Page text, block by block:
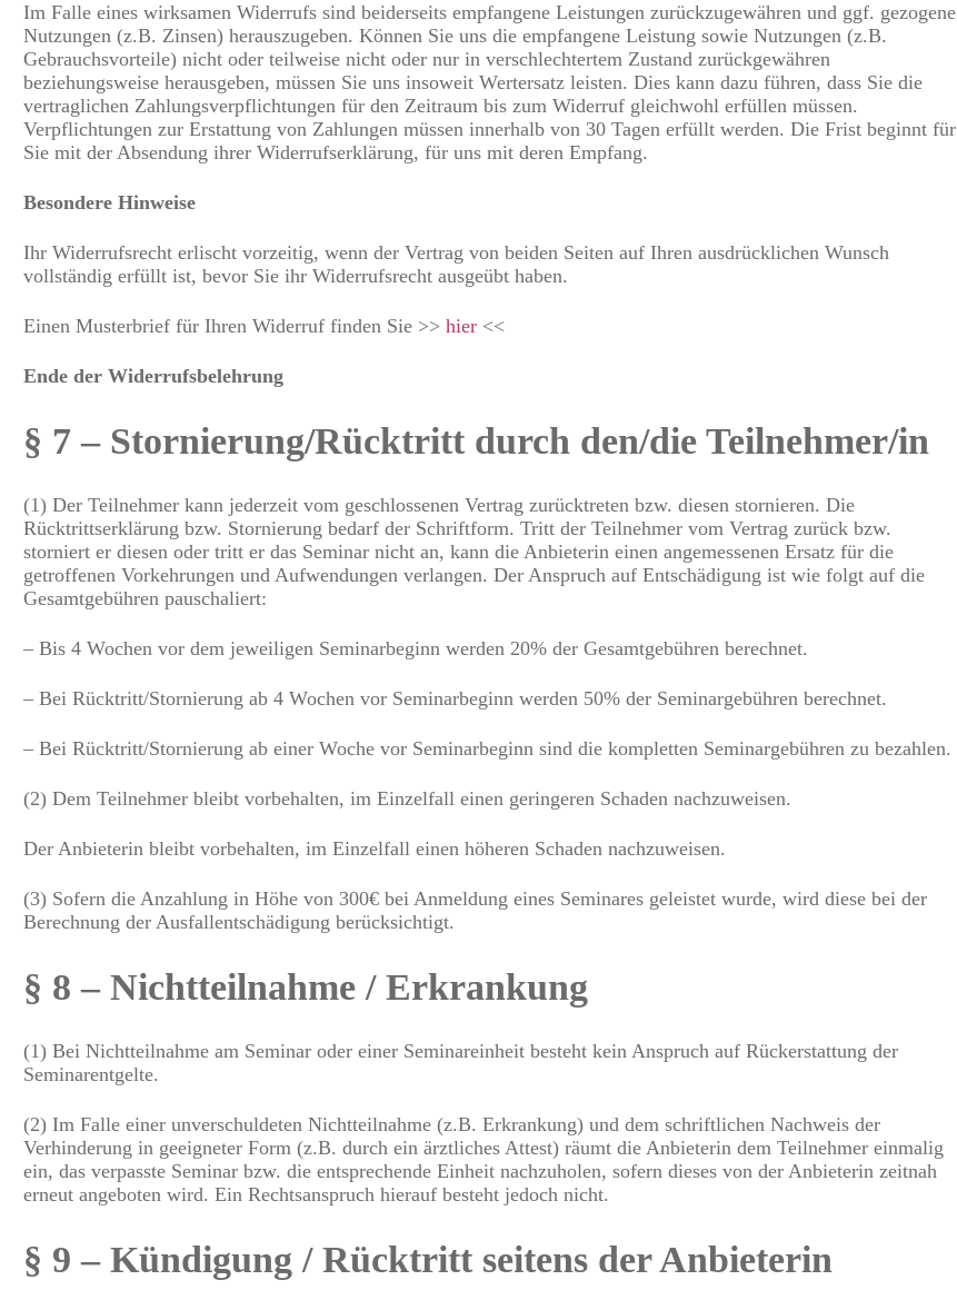
Im Falle eines wirksamen Widerrufs sind beiderseits empfangene Leistungen zurückzugewähren und ggf. gezogene
Nutzungen (z.B. Zinsen) herauszugeben. Können Sie uns die empfangene Leistung sowie Nutzungen (z.B.
Gebrauchsvorteile) nicht oder teilweise nicht oder nur in verschlechtertem Zustand zurückgewähren
beziehungsweise herausgeben, müssen Sie uns insoweit Wertersatz leisten. Dies kann dazu führen, dass Sie die
vertraglichen Zahlungsverpflichtungen für den Zeitraum bis zum Widerruf gleichwohl erfüllen müssen.
Verpflichtungen zur Erstattung von Zahlungen müssen innerhalb von 30 Tagen erfüllt werden. Die Frist beginnt für
Sie mit der Absendung ihrer Widerrufserklärung, für uns mit deren Empfang.
Besondere Hinweise
Ihr Widerrufsrecht erlischt vorzeitig, wenn der Vertrag von beiden Seiten auf Ihren ausdrücklichen Wunsch
vollständig erfüllt ist, bevor Sie ihr Widerrufsrecht ausgeübt haben.
Einen Musterbrief für Ihren Widerruf finden Sie >> hier <<
Ende der Widerrufsbelehrung
§ 7 – Stornierung/Rücktritt durch den/die Teilnehmer/in
(1) Der Teilnehmer kann jederzeit vom geschlossenen Vertrag zurücktreten bzw. diesen stornieren. Die
Rücktrittserklärung bzw. Stornierung bedarf der Schriftform. Tritt der Teilnehmer vom Vertrag zurück bzw.
storniert er diesen oder tritt er das Seminar nicht an, kann die Anbieterin einen angemessenen Ersatz für die
getroffenen Vorkehrungen und Aufwendungen verlangen. Der Anspruch auf Entschädigung ist wie folgt auf die
Gesamtgebühren pauschaliert:
– Bis 4 Wochen vor dem jeweiligen Seminarbeginn werden 20% der Gesamtgebühren berechnet.
– Bei Rücktritt/Stornierung ab 4 Wochen vor Seminarbeginn werden 50% der Seminargebühren berechnet.
– Bei Rücktritt/Stornierung ab einer Woche vor Seminarbeginn sind die kompletten Seminargebühren zu bezahlen.
(2) Dem Teilnehmer bleibt vorbehalten, im Einzelfall einen geringeren Schaden nachzuweisen.
Der Anbieterin bleibt vorbehalten, im Einzelfall einen höheren Schaden nachzuweisen.
(3) Sofern die Anzahlung in Höhe von 300€ bei Anmeldung eines Seminares geleistet wurde, wird diese bei der
Berechnung der Ausfallentschädigung berücksichtigt.
§ 8 – Nichtteilnahme / Erkrankung
(1) Bei Nichtteilnahme am Seminar oder einer Seminareinheit besteht kein Anspruch auf Rückerstattung der
Seminarentgelte.
(2) Im Falle einer unverschuldeten Nichtteilnahme (z.B. Erkrankung) und dem schriftlichen Nachweis der
Verhinderung in geeigneter Form (z.B. durch ein ärztliches Attest) räumt die Anbieterin dem Teilnehmer einmalig
ein, das verpasste Seminar bzw. die entsprechende Einheit nachzuholen, sofern dieses von der Anbieterin zeitnah
erneut angeboten wird. Ein Rechtsanspruch hierauf besteht jedoch nicht.
§ 9 – Kündigung / Rücktritt seitens der Anbieterin